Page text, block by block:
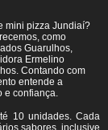
mini pizza Jundiaí?
como
Guarulhos,
Ermelino
Contando com
entende a
e confiança.
10 unidades. Cada
sabores, inclusive